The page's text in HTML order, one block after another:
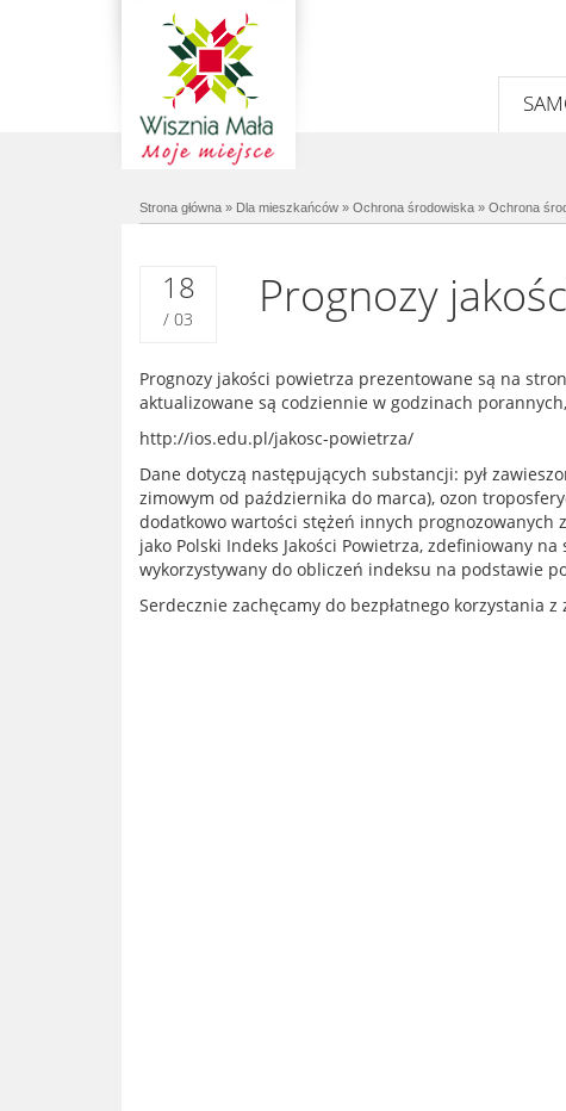
Strona główna » Dla mieszkańców » Ochrona środowiska » Ochrona
18
/ 03 Prognozy
Prognozy jakości powietrza prezentowane są na
aktualizowane są codziennie w godzinach
http://ios.edu.pl/jakosc-powietrza/
Dane dotyczą następujących substancji: pył
zimowym od października do marca), ozon
dodatkowo wartości stężeń innych prognozowanych
jako Polski Indeks Jakości Powietrza, zdefiniowany
wykorzystywany do obliczeń indeksu na podstawie
Serdecznie zachęcamy do bezpłatnego korzystania
Next